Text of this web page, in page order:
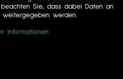
beachten Sie, dass dabei Daten an
weitergegeben werden.
Informationen